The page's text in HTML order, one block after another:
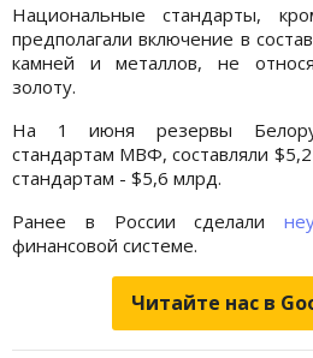
Национальные стандарты,
предполагали включение в
камней и металлов, не
золоту.
На 1 июня резервы
стандартам МВФ, составляли
стандартам - $5,6 млрд.
Ранее в России сделали
финансовой системе.
Читайте нас в